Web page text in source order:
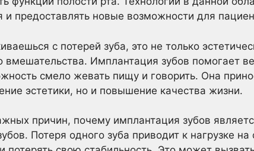
и предоставлять новые возможности для
с потерей зуба, это не только
вмешательства. Имплантация зубов помогает
смело жевать пищу и говорить. Она
эстетики, но и повышение качества жизни.
причин, почему имплантация зубов
Потеря одного зуба приводит к нагрузке